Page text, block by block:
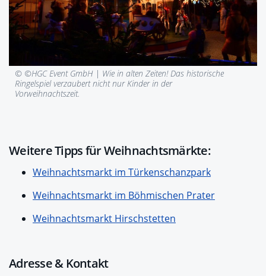
© ©HGC Event GmbH | Wie in alten Zeiten! Das historische
Ringelspiel verzaubert nicht nur Kinder in der
Vorweihnachtszeit.
Weitere Tipps für Weihnachtsmärkte:
Weihnachtsmarkt im Türkenschanzpark
Weihnachtsmarkt im Böhmischen Prater
Weihnachtsmarkt Hirschstetten
Adresse & Kontakt